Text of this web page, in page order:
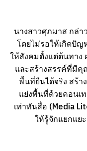
นางสาวศุภมาส กล่า
โดยไม่รอให้เกิดปั
ให้สังคมตั้งแต่ต้นทาง
และสร้างสรรค์ที่มี
พื้นที่ยืนได้จริง สร้า
แย่งพื้นที่ด้วยคอนเ
เท่าทันสื่อ (Media
ให้รู้จักแยกแย